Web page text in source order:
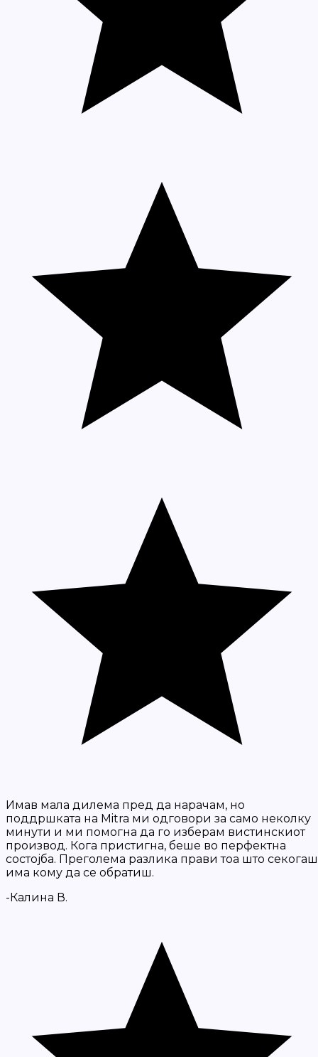
Имав мала дилема пред да нарачам, но
поддршката на Mitra ми одговори за само неколку
минути и ми помогна да го изберам вистинскиот
производ. Кога пристигна, беше во перфектна
состојба. Преголема разлика прави тоа што секогаш
има кому да се обратиш.
-Калина В.